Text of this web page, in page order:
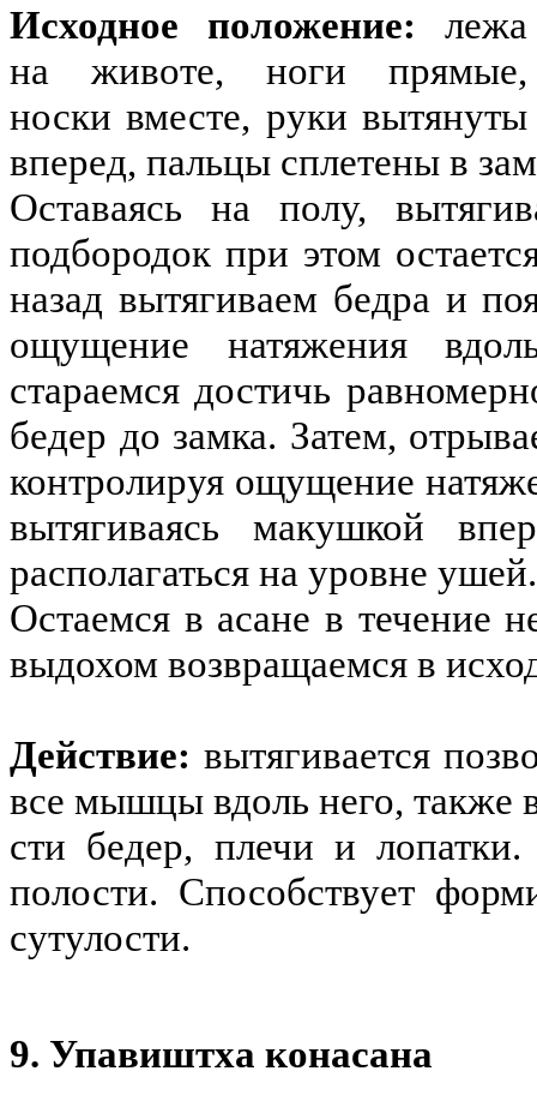
Исходное положение: лежа
на животе, ноги прямые,
носки вместе, руки вытянуты
вперед, пальцы сплетены в
Оставаясь на полу,
подбородок при этом
назад вытягиваем бедра и
ощущение натяжения
стараемся достичь
бедер до замка. Затем,
контролируя ощущение
вытягиваясь макушкой
располагаться на уровне
Остаемся в асане в течение
выдохом возвращаемся в
Действие: вытягивается
все мышцы вдоль него, также
сти бедер, плечи и
полости. Способствует
сутулости.
9. Упавиштха конасана